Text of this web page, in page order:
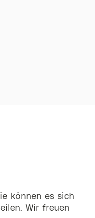
können es sich
Wir freuen